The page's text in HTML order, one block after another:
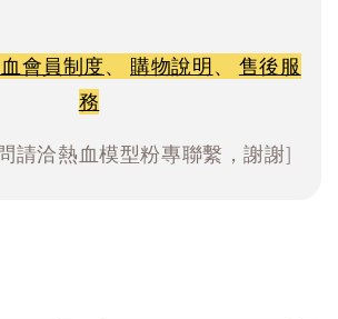
會員制度、 購物說明、 售後服
務
請洽熱血模型粉專聯繫，謝謝]